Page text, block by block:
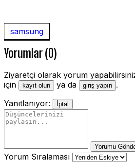
samsung
Yorumlar (0)
Ziyaretçi olarak yorum
için
kayıt olun ya da giriş yapın .
Yanıtlanıyor:
İptal
Yorumu
Yorum Sıralaması